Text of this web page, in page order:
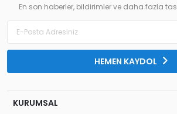
En son haberler, bildirimler ve daha fazla
HEMEN KAYDOL
KURUMSAL